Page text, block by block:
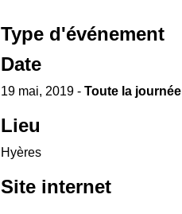
Type d'événement
Date
19 mai, 2019 - Toute la journée
Lieu
Hyères
Site internet